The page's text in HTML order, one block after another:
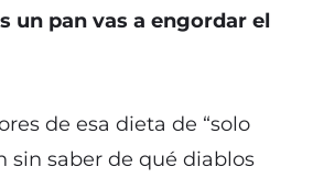
un pan vas a engordar el
de esa dieta de “solo
sin saber de qué diablos